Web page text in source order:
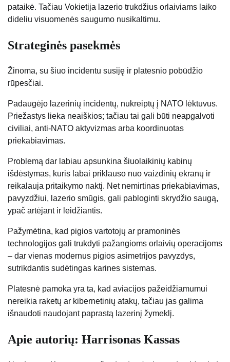
pataikė. Tačiau Vokietija lazerio trukdžius orlaiviams laiko
dideliu visuomenės saugumo nusikaltimu.
Strateginės pasekmės
Žinoma, su šiuo incidentu susiję ir platesnio pobūdžio
rūpesčiai.
Padaugėjo lazerinių incidentų, nukreiptų į NATO lėktuvus.
Priežastys lieka neaiškios; tačiau tai gali būti neapgalvoti
civiliai, anti-NATO aktyvizmas arba koordinuotas
priekabiavimas.
Problemą dar labiau apsunkina šiuolaikinių kabinų
išdėstymas, kuris labai priklauso nuo vaizdinių ekranų ir
reikalauja pritaikymo naktį. Net nemirtinas priekabiavimas,
pavyzdžiui, lazerio smūgis, gali pabloginti skrydžio saugą,
ypač artėjant ir leidžiantis.
Pažymėtina, kad pigios vartotojų ar pramoninės
technologijos gali trukdyti pažangioms orlaivių operacijoms
– dar vienas modernus pigios asimetrijos pavyzdys,
sutrikdantis sudėtingas karines sistemas.
Platesnė pamoka yra ta, kad aviacijos pažeidžiamumui
nereikia raketų ar kibernetinių atakų, tačiau jas galima
išnaudoti naudojant paprastą lazerinį žymeklį.
Apie autorių: Harrisonas Kassas